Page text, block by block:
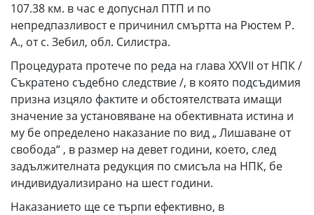
107.38 км. в час е допуснал ПТП и по
непредпазливост е причинил смъртта на Рюстем Р.
А., от с. Зебил, обл. Силистра.
Процедурата протече по реда на глава ХХVII от НПК /
Съкратено съдебно следствие /, в която подсъдимия
призна изцяло фактите и обстоятелствата имащи
значение за установяване на обективната истина и
му бе определено наказание по вид „ Лишаване от
свобода“ , в размер на девет години, което, след
задължителната редукция по смисъла на НПК, бе
индивидуализирано на шест години.
Наказанието ще се търпи ефективно, в